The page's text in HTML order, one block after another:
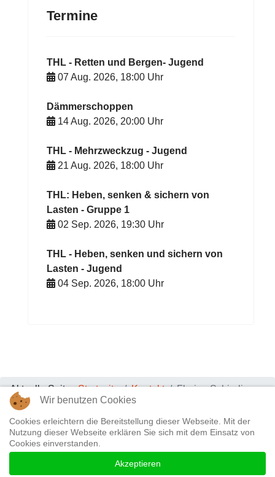
Termine
THL - Retten und Bergen- Jugend
07 Aug. 2026, 18:00 Uhr
Dämmerschoppen
14 Aug. 2026,20:00 Uhr
THL - Mehrzweckzug - Jugend
21 Aug. 2026, 18:00 Uhr
THL: Heben, senken & sichern von
Lasten - Gruppe 1
02 Sep. 2026, 19:30 Uhr
THL - Heben, senken und sichern von
Lasten - Jugend
04 Sep. 2026, 18:00 Uhr
Aktuelle Seite:Startseite Kontakt Florian Schierlinger
Datenschutz & Impressum|Kontakt
Wir benutzen Cookies
Cookies erleichtern die Bereitstellung dieser Webseite. Mit der
Nutzung dieser Webseite erklären Sie sich mit dem Einsatz von
Cookies einverstanden.
Akzeptieren